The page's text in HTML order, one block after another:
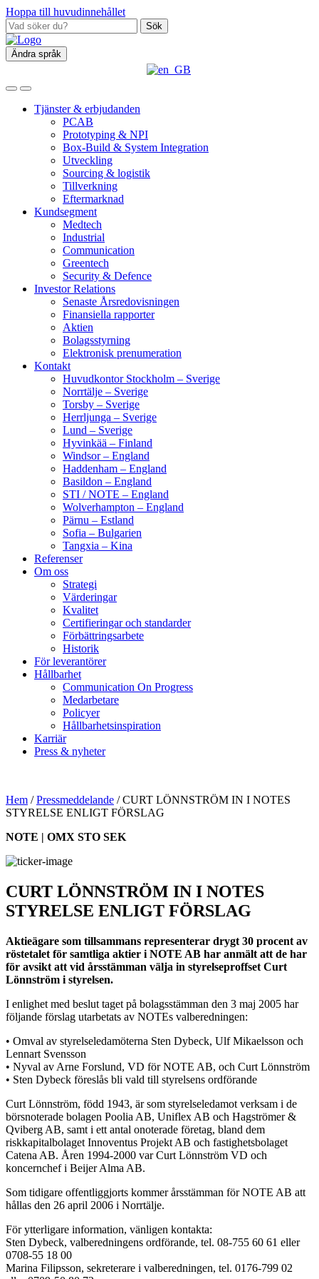
Hoppa till huvudinnehållet
Sök
Ändra språk
Tjänster & erbjudanden
PCAB
Prototyping & NPI
Box‑Build & System Integration
Utveckling
Sourcing & logistik
Tillverkning
Eftermarknad
Kundsegment
Medtech
Industrial
Communication
Greentech
Security & Defence
Investor Relations
Senaste Årsredovisningen
Finansiella rapporter
Aktien
Bolagsstyrning
Elektronisk prenumeration
Kontakt
Huvudkontor Stockholm – Sverige
Norrtälje – Sverige
Torsby – Sverige
Herrljunga – Sverige
Lund – Sverige
Hyvinkää – Finland
Windsor – England
Haddenham – England
Basildon – England
STI / NOTE – England
Wolverhampton – England
Pärnu – Estland
Sofia – Bulgarien
Tangxia – Kina
Referenser
Om oss
Strategi
Värderingar
Kvalitet
Certifieringar och standarder
Förbättringsarbete
Historik
För leverantörer
Hållbarhet
Communication On Progress
Medarbetare
Policyer
Hållbarhetsinspiration
Karriär
Press & nyheter
Hem /Pressmeddelande /CURT LÖNNSTRÖM IN I NOTES
STYRELSE ENLIGT FÖRSLAG
NOTE | OMX STO SEK
CURT LÖNNSTRÖM IN I NOTES
STYRELSE ENLIGT FÖRSLAG
Aktieägare som tillsammans representerar drygt 30 procent av
röstetalet för samtliga aktier i NOTE AB har anmält att de har
för avsikt att vid årsstämman välja in styrelseproffset Curt
Lönnström i styrelsen.
I enlighet med beslut taget på bolagsstämman den 3 maj 2005 har
följande förslag utarbetats av NOTEs valberedningen:
• Omval av styrelseledamöterna Sten Dybeck, Ulf Mikaelsson och
Lennart Svensson
• Nyval av Arne Forslund, VD för NOTE AB, och Curt Lönnström
• Sten Dybeck föreslås bli vald till styrelsens ordförande
Curt Lönnström, född 1943, är som styrelseledamot verksam i de
börsnoterade bolagen Poolia AB, Uniflex AB och Hagströmer &
Qviberg AB, samt i ett antal onoterade företag, bland dem
riskkapitalbolaget Innoventus Projekt AB och fastighetsbolaget
Catena AB. Åren 1994-2000 var Curt Lönnström VD och
koncernchef i Beijer Alma AB.
Som tidigare offentliggjorts kommer årsstämman för NOTE AB att
hållas den 26 april 2006 i Norrtälje.
För ytterligare information, vänligen kontakta:
Sten Dybeck, valberedningens ordförande, tel. 08-755 60 61 eller
0708-55 18 00
Marina Filipsson, sekreterare i valberedningen, tel. 0176-799 02